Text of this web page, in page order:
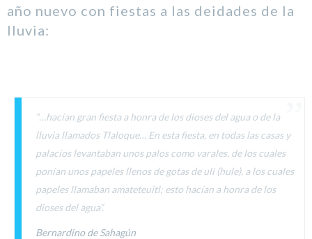
año nuevo con fiestas a las deidades de la
lluvia:
“…hacían gran fiesta a honra de los dioses del agua o de la
lluvia llamados Tlaloque… En esta fiesta, en todas las casas y
palacios levantaban unos palos como varales, de los cuales
ponían unos papeles llenos de gotas de uli (hule), a los cuales
papeles llamaban amateteuitl; esto hacían a honra de los
dioses del agua”.
Bernardino de Sahagún